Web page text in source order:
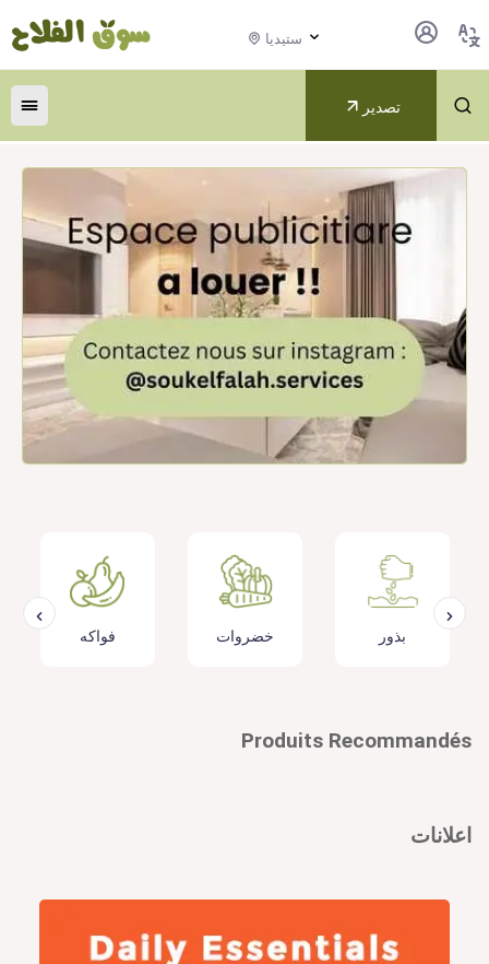
ستيديا
تصدير
فواكه خضروات بذور
Produits Recommandés
اعلانات